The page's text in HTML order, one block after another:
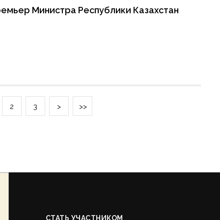
Министра Республики Казахстан
2 3 > >>
СТАТЬ УЧАСТНИКОМ